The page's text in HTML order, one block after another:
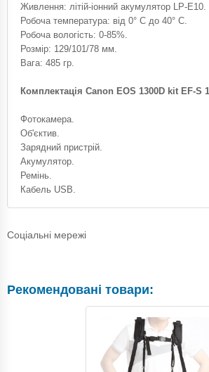
Живлення: літій-іонний акумулятор LP-E10.
Робоча температура: від 0° C до 40° C.
Робоча вологість: 0-85%.
Розмір: 129/101/78 мм.
Вага: 485 гр.
Комплектація Canon EOS 1300D kit EF-S
Фотокамера.
Об'єктив.
Зарядний пристрій.
Акумулятор.
Ремінь.
Кабель USB.
Соціальні мережі
Рекомендовані товари: